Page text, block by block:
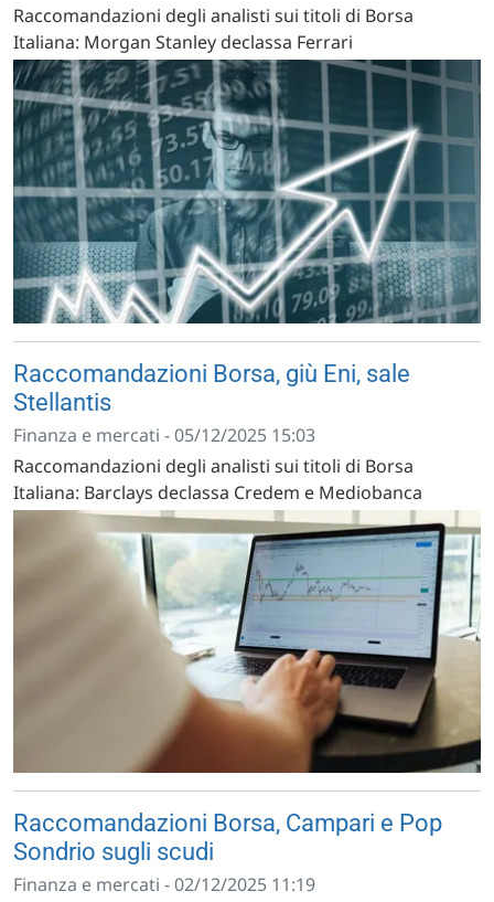
Raccomandazioni degli analisti sui titoli di Borsa
Italiana: Morgan Stanley declassa Ferrari
Raccomandazioni Borsa, giù Eni, sale
Stellantis
Finanza e mercati - 05/12/2025 15:03
Raccomandazioni degli analisti sui titoli di Borsa
Italiana: Barclays declassa Credem e Mediobanca
Raccomandazioni Borsa, Campari e Pop
Sondrio sugli scudi
Finanza e mercati - 02/12/2025 11:19